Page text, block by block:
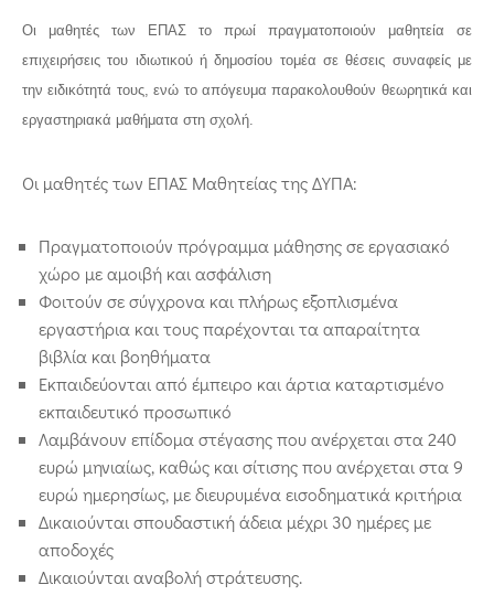
Οι μαθητές των ΕΠΑΣ το πρωί πραγματοποιούν μαθητεία σε
επιχειρήσεις του ιδιωτικού ή δημοσίου τομέα σε θέσεις συναφείς με
την ειδικότητά τους, ενώ το απόγευμα παρακολουθούν θεωρητικά και
εργαστηριακά μαθήματα στη σχολή.
Οι μαθητές των ΕΠΑΣ Μαθητείας της ΔΥΠΑ:
Πραγματοποιούν πρόγραμμα μάθησης σε εργασιακό
χώρο με αμοιβή και ασφάλιση
Φοιτούν σε σύγχρονα και πλήρως εξοπλισμένα
εργαστήρια και τους παρέχονται τα απαραίτητα
βιβλία και βοηθήματα
Εκπαιδεύονται από έμπειρο και άρτια καταρτισμένο
εκπαιδευτικό προσωπικό
Λαμβάνουν επίδομα στέγασης που ανέρχεται στα 240
ευρώ μηνιαίως, καθώς και σίτισης που ανέρχεται στα 9
ευρώ ημερησίως, με διευρυμένα εισοδηματικά κριτήρια
Δικαιούνται σπουδαστική άδεια μέχρι 30 ημέρες με
αποδοχές
Δικαιούνται αναβολή στράτευσης.